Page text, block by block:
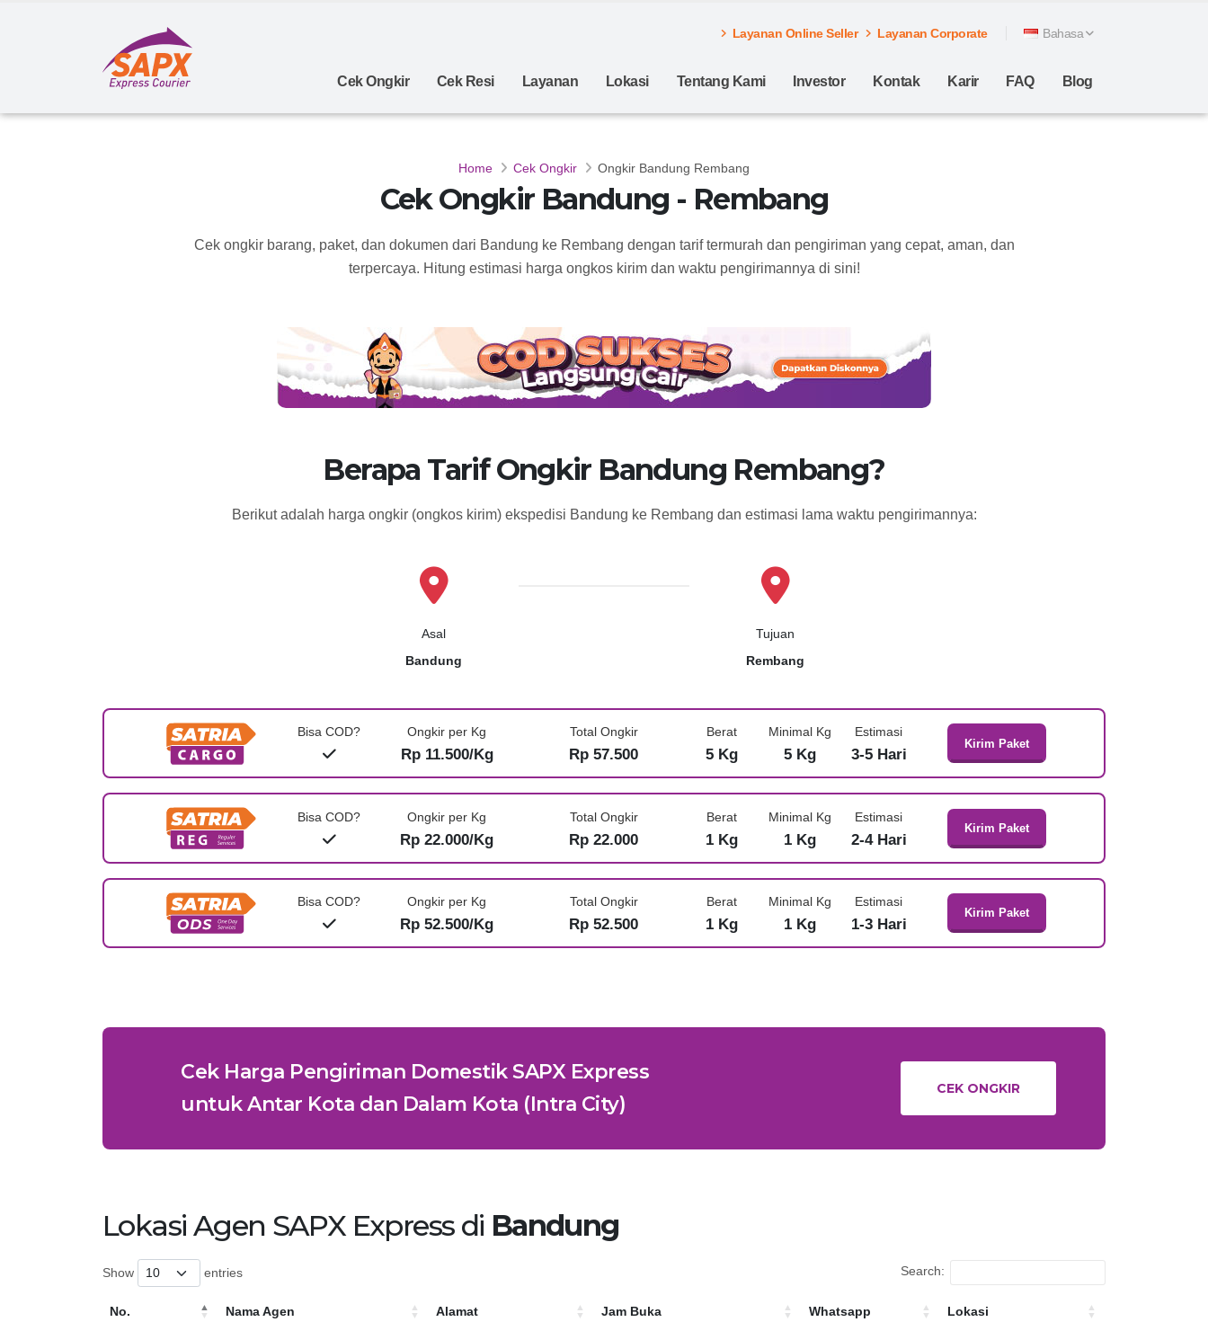
Layanan Online Seller Layanan Corporate Bahasa
Cek Ongkir Cek Resi Layanan Lokasi Tentang Kami Investor Kontak Karir FAQ Blog
Home Cek Ongkir Ongkir Bandung Rembang
Cek Ongkir Bandung - Rembang
Cek ongkir barang, paket, dan dokumen dari Bandung ke Rembang dengan tarif termurah dan pengiriman yang cepat, aman, dan
terpercaya. Hitung estimasi harga ongkos kirim dan waktu pengirimannya di sini!
Berapa Tarif Ongkir Bandung Rembang?
Berikut adalah harga ongkir (ongkos kirim) ekspedisi Bandung ke Rembang dan estimasi lama waktu pengirimannya:
Asal
Bandung
Tujuan
Rembang
Bisa COD? Ongkir per Kg
Rp 11.500/Kg
Total Ongkir
Rp 57.500
Berat
5 Kg
Minimal Kg
5 Kg
Estimasi
3-5 Hari
Kirim Paket
Bisa COD? Ongkir per Kg
Rp 22.000/Kg
Total Ongkir
Rp 22.000
Berat
1 Kg
Minimal Kg
1 Kg
Estimasi
2-4 Hari
Kirim Paket
Bisa COD? Ongkir per Kg
Rp 52.500/Kg
Total Ongkir
Rp 52.500
Berat
1 Kg
Minimal Kg
1 Kg
Estimasi
1-3 Hari
Kirim Paket
Cek Harga Pengiriman Domestik SAPX Express
untuk Antar Kota dan Dalam Kota (Intra City)
CEK ONGKIR
Lokasi Agen SAPX Express di Bandung
Show entries Search:
No. Nama Agen Alamat Jam Buka Whatsapp Lokasi